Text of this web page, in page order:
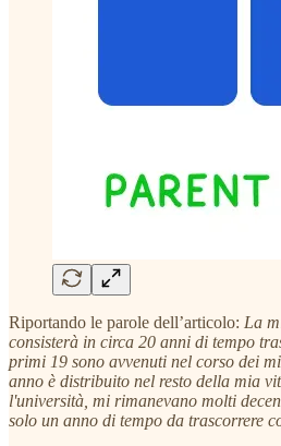
Riportando le parole dell’articolo: La
consisterà in circa 20 anni di tempo
primi 19 sono avvenuti nel corso dei
anno è distribuito nel resto della mia
l'università, mi rimanevano molti
solo un anno di tempo da trascorrere